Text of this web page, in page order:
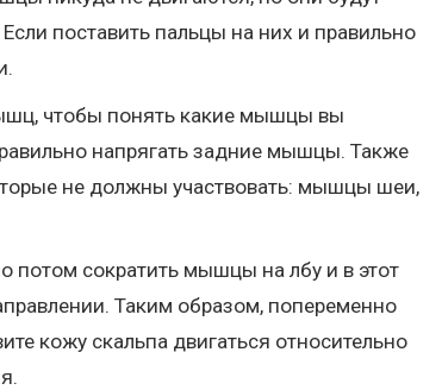
поставить пальцы на них и правильно
чтобы понять какие мышцы вы
напрягать задние мышцы. Также
не должны участвовать: мышцы шеи,
потом сократить мышцы на лбу и в этот
Таким образом, попеременно
кожу скальпа двигаться относительно